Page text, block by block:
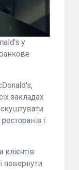
у
закладах
і
клієнтів
повернути